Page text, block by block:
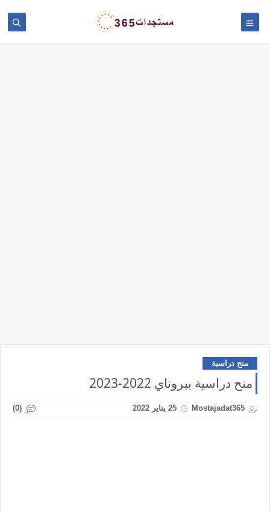
منح دراسية
منح دراسية ببروناي 2022-2023
Mostajadat365 25 يناير 2022 (0)